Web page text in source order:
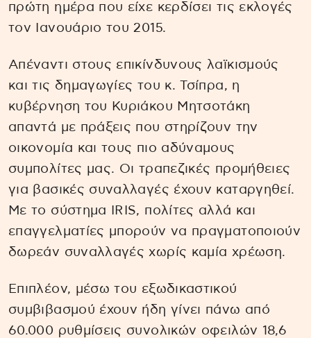
πρώτη ημέρα που είχε κερδίσει τις εκλογές
τον Ιανουάριο του 2015.
Απέναντι στους επικίνδυνους λαϊκισμούς
και τις δημαγωγίες του κ. Τσίπρα, η
κυβέρνηση του Κυριάκου Μητσοτάκη
απαντά με πράξεις που στηρίζουν την
οικονομία και τους πιο αδύναμους
συμπολίτες μας. Οι τραπεζικές προμήθειες
για βασικές συναλλαγές έχουν καταργηθεί.
Με το σύστημα IRIS, πολίτες αλλά και
επαγγελματίες μπορούν να πραγματοποιούν
δωρεάν συναλλαγές χωρίς καμία χρέωση.
Επιπλέον, μέσω του εξωδικαστικού
συμβιβασμού έχουν ήδη γίνει πάνω από
60.000 ρυθμίσεις συνολικών οφειλών 18,6